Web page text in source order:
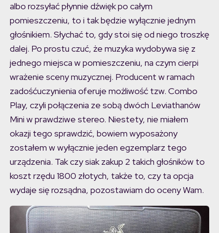
albo rozsyłać płynnie dźwięk po całym
pomieszczeniu, to i tak będzie wyłącznie jednym
głośnikiem. Słychać to, gdy stoi się od niego troszkę
dalej. Po prostu czuć, że muzyka wydobywa się z
jednego miejsca w pomieszczeniu, na czym cierpi
wrażenie sceny muzycznej. Producent w ramach
zadośćuczynienia oferuje możliwość tzw. Combo
Play, czyli połączenia ze sobą dwóch Leviathanów
Mini w prawdziwe stereo. Niestety, nie miałem
okazji tego sprawdzić, bowiem wyposażony
zostałem w wyłącznie jeden egzemplarz tego
urządzenia. Tak czy siak zakup 2 takich głośników to
koszt rzędu 1800 złotych, także to, czy ta opcja
wydaje się rozsądna, pozostawiam do oceny Wam.